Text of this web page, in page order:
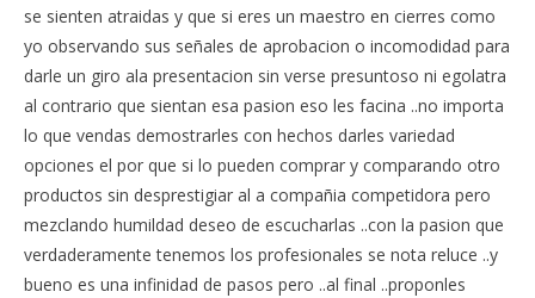
se sienten atraidas y que si eres un maestro en cierres como
yo observando sus señales de aprobacion o incomodidad para
darle un giro ala presentacion sin verse presuntoso ni egolatra
al contrario que sientan esa pasion eso les facina ..no importa
lo que vendas demostrarles con hechos darles variedad
opciones el por que si lo pueden comprar y comparando otro
productos sin desprestigiar al a compañia competidora pero
mezclando humildad deseo de escucharlas ..con la pasion que
verdaderamente tenemos los profesionales se nota reluce ..y
bueno es una infinidad de pasos pero ..al final ..proponles